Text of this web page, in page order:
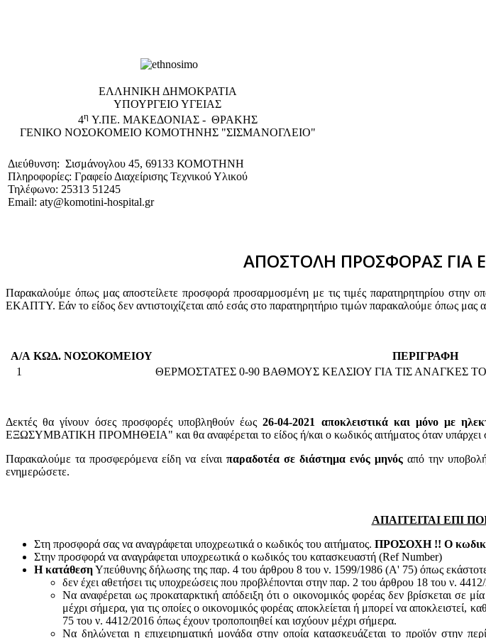
EΛΛΗΝΙΚΗ ΔΗΜΟΚΡΑΤΙΑ
ΥΠΟΥΡΓΕΙΟ ΥΓΕΙΑΣ
4η Υ.ΠΕ. ΜΑΚΕΔΟΝΙΑΣ - ΘΡΑΚΗΣ
ΓΕΝΙΚΟ NΟΣΟΚΟΜΕΙΟ ΚΟΜΟΤΗΝΗΣ "ΣΙΣΜΑΝΟΓΛΕΙΟ"
Διεύθυνση: Σισμάνογλου 45, 69133 ΚΟΜΟΤΗΝΗ
Πληροφορίες: Γραφείο Διαχείρισης Τεχνικού Υλικού
Τηλέφωνο: 25313 51245
Email: aty@komotini-hospital.gr
ΑΠΟΣΤΟΛΗ ΠΡΟΣΦΟΡΑΣ ΓΙΑ
Παρακαλούμε όπως μας αποστείλετε προσφορά προσαρμοσμένη με τις τιμές παρατηρητηρίου στην
ΕΚΑΠΤΥ. Εάν το είδος δεν αντιστοιχίζεται από εσάς στο παρατηρητήριο τιμών παρακαλούμε όπως μας
Α/Α ΚΩΔ. ΝΟΣΟΚΟΜΕΙΟΥ ΠΕΡΙΓΡΑΦΗ
1
ΘΕΡΜΟΣΤΑΤΕΣ 0-90 ΒΑΘΜΟΥΣ ΚΕΛΣΙΟΥ ΓΙΑ ΤΙΣ ΑΝΑΓΚΕΣ
Δεκτές θα γίνουν όσες προσφορές υποβληθούν έως26-04-2021 αποκλειστικά και μόνο με
ΕΞΩΣΥΜΒΑΤΙΚΗ ΠΡΟΜΗΘΕΙΑ" και θα αναφέρεται το είδος ή/και ο κωδικός αιτήματος όταν υπάρχει
Παρακαλούμε τα προσφερόμενα είδη να είναι παραδοτέα σε διάστημα ενός μηνός από την
ενημερώσετε.
ΑΠΑΙΤΕΙΤΑΙ ΕΠΙ
Στη προσφορά σας να αναγράφεται υποχρεωτικά ο κωδικός του αιτήματος. ΠΡΟΣΟΧΗ !! Ο κωδικός
Στην προσφορά να αναγράφεται υποχρεωτικά ο κωδικός του κατασκευαστή (Ref Number)
Η κατάθεσηΥπεύθυνης δήλωσης της παρ. 4 του άρθρου 8 του ν. 1599/1986 (Α' 75) όπως εκάστοτε
δεν έχει αθετήσει τις υποχρεώσεις που προβλέπονται στην παρ. 2 του άρθρου 18 του ν.
Να αναφέρεται ως προκαταρκτική απόδειξη ότι ο οικονομικός φορέας δεν βρίσκεται σε
μέχρι σήμερα, για τις οποίες ο οικονομικός φορέας αποκλείεται ή μπορεί να αποκλειστεί,
75 του ν. 4412/2016 όπως έχουν τροποποιηθεί και ισχύουν μέχρι σήμερα.
Να δηλώνεται η επιχειρηματική μονάδα στην οποία κατασκευάζεται το προϊόν στην